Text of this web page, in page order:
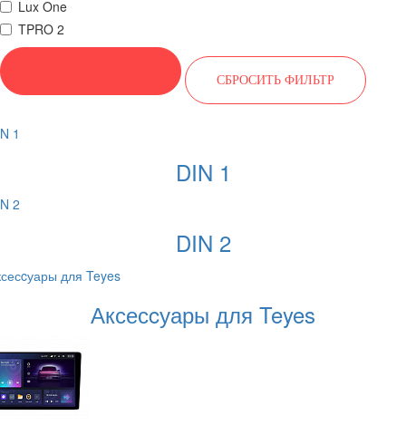
Lux One
TPRO 2
DIN 1
DIN 2
Аксесcуары для Teyes